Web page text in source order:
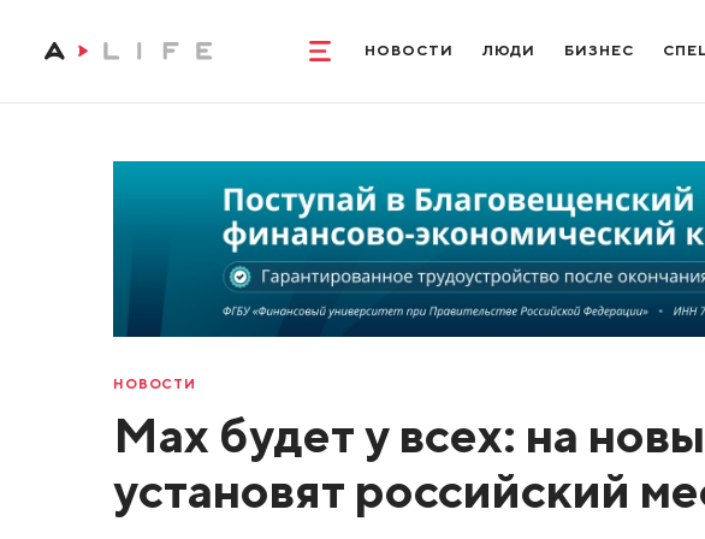
НОВОСТИ ЛЮДИ БИЗНЕС
НОВОСТИ
Max будет у всех: на
установят российский